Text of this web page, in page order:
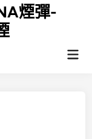
煙彈-